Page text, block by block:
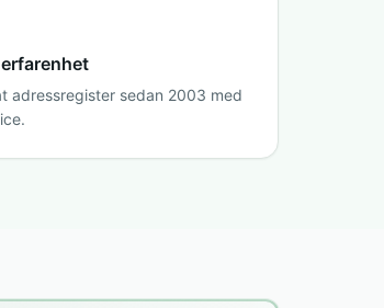
adressregister sedan 2003 med